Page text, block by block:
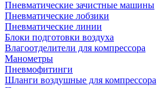
Пневматические зачистные машины
Пневматические лобзики
Пневматические линии
Блоки подготовки воздуха
Влагоотделители для компрессора
Манометры
Пневмофитинги
Шланги воздушные для компрессора